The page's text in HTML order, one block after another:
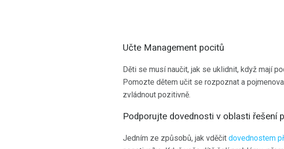
Učte Management pocitů
Děti se musí naučit, jak se uklidnit, když mají
Pomozte dětem učit se rozpoznat a
zvládnout pozitivně.
Podporujte dovednosti v oblasti řešení
Jedním ze způsobů, jak vděčit dovednostem